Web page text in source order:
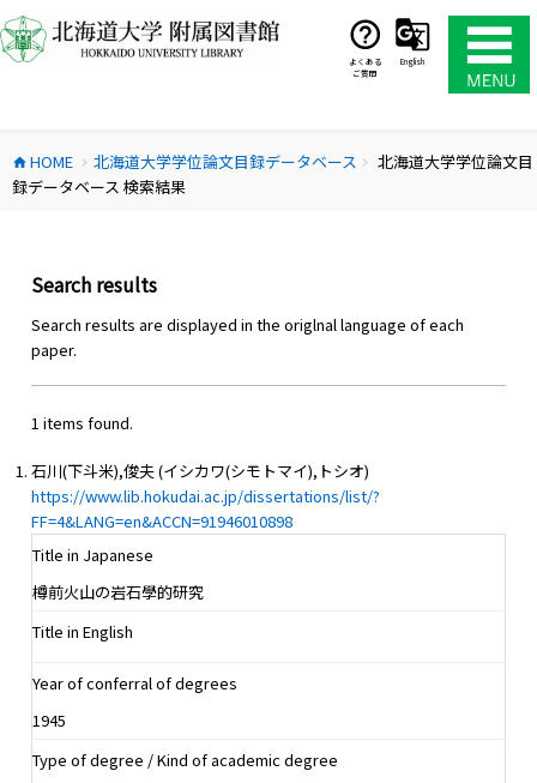
ン
テ
ス
キ
よくある
ご質問
English
home HOME chevron_right 北海道大学学位論文目録データベース chevron_right
北海道大学学位論文目
録データベース 検索結果
Search results
Search results are displayed in the origlnal language of each
paper.
1 items found.
石川(下斗米),俊夫 (イシカワ(シモトマイ),トシオ)
https://www.lib.hokudai.ac.jp/dissertations/list/?
FF=4&LANG=en&ACCN=91946010898
Title in Japanese
樽前火山の岩石學的研究
Title in English
Year of conferral of degrees
1945
Type of degree / Kind of academic degree